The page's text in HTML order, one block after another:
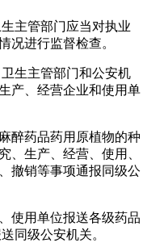
主管部门应当对执业
况进行监督检查。
生主管部门和公安机
产、经营企业和使用单
醉药品药用原植物的种
、生产、经营、使用、
撤销等事项通报同级公
使用单位报送各级药品
同级公安机关。